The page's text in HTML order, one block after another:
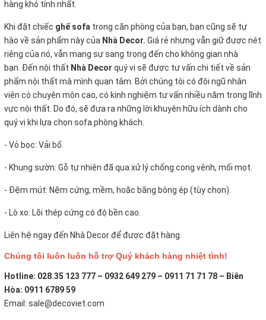
hàng khó tính nhất.
Khi đặt chiếc ghế sofa trong căn phòng của bạn, bạn cũng sẽ tự
hào về sản phẩm này của Nhà Decor. Giá rẻ nhưng vẫn giữ được nét
riêng của nó, vẫn mang sự sang trọng đến cho không gian nhà
bạn. Đến nội thất Nhà Decor quý vị sẽ được tư vấn chi tiết về sản
phẩm nội thất mà mình quan tâm. Bởi chúng tôi có đội ngũ nhân
viên có chuyên môn cao, có kinh nghiệm tư vấn nhiều năm trong lĩnh
vực nội thất. Do đó, sẽ đưa ra những lời khuyên hữu ích dành cho
quý vị khi lựa chọn sofa phòng khách.
- Vỏ bọc: Vải bố.
- Khung sườn: Gỗ tự nhiên đã qua xử lý chống cong vênh, mối mọt.
- Đệm mút: Nệm cứng, mềm, hoặc bằng bông ép (tùy chọn).
- Lò xo: Lõi thép cứng có độ bền cao.
Liên hệ ngay đến Nhà Decor để được đặt hàng.
Chúng tôi luôn luôn hỗ trợ Quý khách hàng nhiệt tình!
Hotline: 028.35 123 777 – 0932 649 279 – 0911 71 71 78 – Biên
Hòa: 0911 6789 59
Email: sale@decoviet.com